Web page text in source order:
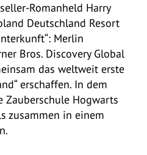
Romanheld Harry
Deutschland Resort
Merlin
Bros. Discovery Global
das weltweit erste
erschaffen. In dem
Zauberschule Hogwarts
zusammen in einem